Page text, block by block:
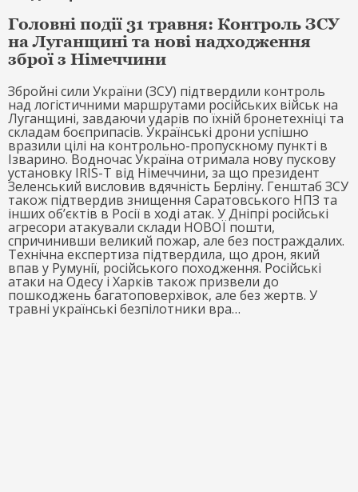
Головні події 31 травня: Контроль ЗСУ
на Луганщині та нові надходження
зброї з Німеччини
Збройні сили України (ЗСУ) підтвердили контроль
над логістичними маршрутами російських військ на
Луганщині, завдаючи ударів по їхній бронетехніці та
складам боєприпасів. Українські дрони успішно
вразили цілі на контрольно-пропускному пункті в
Ізварино. Водночас Україна отримала нову пускову
установку IRIS-T від Німеччини, за що президент
Зеленський висловив вдячність Берліну. Генштаб ЗСУ
також підтвердив знищення Саратовського НПЗ та
інших об’єктів в Росії в ході атак. У Дніпрі російські
агресори атакували склади НОВОЇ пошти,
спричинивши великий пожар, але без постраждалих.
Технічна експертиза підтвердила, що дрон, який
впав у Румунії, російського походження. Російські
атаки на Одесу і Харків також призвели до
пошкоджень багатоповерхівок, але без жертв. У
травні українські безпілотники вра…